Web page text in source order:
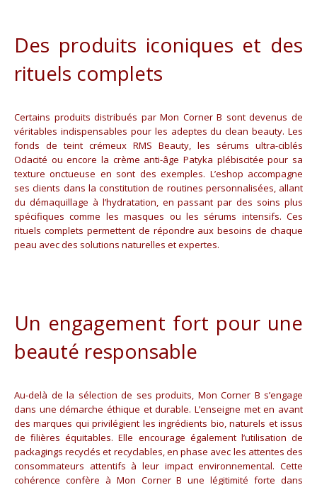
Des produits iconiques et des
rituels complets
Certains produits distribués par Mon Corner B sont devenus de
véritables indispensables pour les adeptes du clean beauty. Les
fonds de teint crémeux RMS Beauty, les sérums ultra-ciblés
Odacité ou encore la crème anti-âge Patyka plébiscitée pour sa
texture onctueuse en sont des exemples. L’eshop accompagne
ses clients dans la constitution de routines personnalisées, allant
du démaquillage à l’hydratation, en passant par des soins plus
spécifiques comme les masques ou les sérums intensifs. Ces
rituels complets permettent de répondre aux besoins de chaque
peau avec des solutions naturelles et expertes.
Un engagement fort pour une
beauté responsable
Au-delà de la sélection de ses produits, Mon Corner B s’engage
dans une démarche éthique et durable. L’enseigne met en avant
des marques qui privilégient les ingrédients bio, naturels et issus
de filières équitables. Elle encourage également l’utilisation de
packagings recyclés et recyclables, en phase avec les attentes des
consommateurs attentifs à leur impact environnemental. Cette
cohérence confère à Mon Corner B une légitimité forte dans